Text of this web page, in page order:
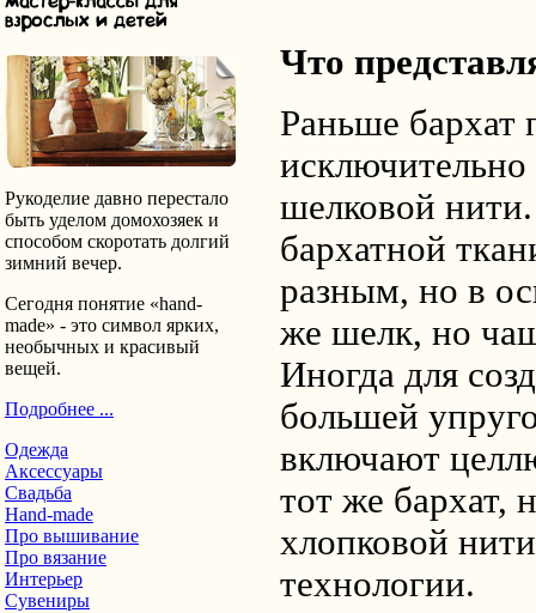
Рукоделие давно перестало
быть уделом домохозяек и
способом скоротать долгий
зимний вечер.
Сегодня понятие «hand-
made» - это символ ярких,
необычных и красивый
вещей.
Подробнее ...
Одежда
Аксессуары
Свадьба
Hand-made
Про вышивание
Про вязание
Интерьер
Сувениры
Что
Раньше бархат
исключительно
шелковой
бархатной
разным, но в
же шелк, но
Иногда для
большей
включают
тот же бархат,
хлопковой
технологии.